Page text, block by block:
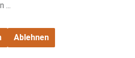
...
Ablehnen